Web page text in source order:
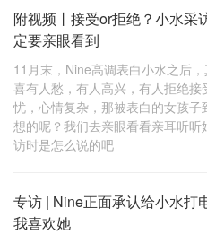
附视频丨接受or拒绝？小水采
定要亲眼看到
11月末，Nine高调表白小水之后
喜有人愁，有人高兴，有人拒绝接
忧，心情复杂，那被表白的女孩子
想的呢？我们去亲眼看看亲耳听听
访时是怎么说的吧
专访 | Nine正面承认给小水打
我喜欢她